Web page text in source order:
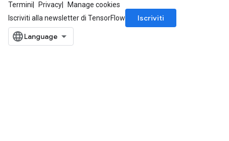
Termini Privacy
Manage cookies
Iscriviti alla newsletter di TensorFlow
Iscriviti